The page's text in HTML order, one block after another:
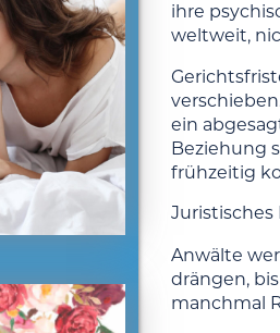
ihre
weltweit,
ein
Beziehung
frühzeitig
Anwälte
drängen,
manchmal